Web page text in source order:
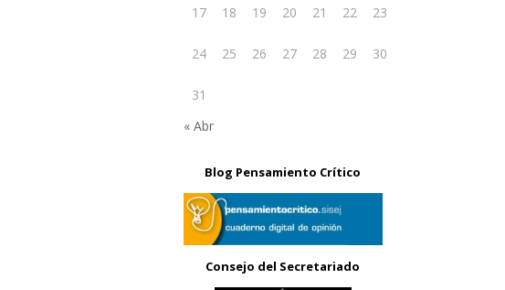
17 18 19 20 21 22 23
24 25 26 27 28 29 30
31
« Abr
Blog Pensamiento Crítico
Consejo del Secretariado